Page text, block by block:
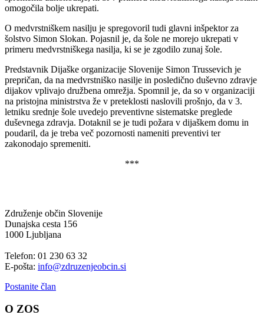
omogočila bolje ukrepati.
O medvrstniškem nasilju je spregovoril tudi glavni inšpektor za
šolstvo Simon Slokan. Pojasnil je, da šole ne morejo ukrepati v
primeru medvrstniškega nasilja, ki se je zgodilo zunaj šole.
Predstavnik Dijaške organizacije Slovenije Simon Trussevich je
prepričan, da na medvrstniško nasilje in posledično duševno zdravje
dijakov vplivajo družbena omrežja. Spomnil je, da so v organizaciji
na pristojna ministrstva že v preteklosti naslovili prošnjo, da v 3.
letniku srednje šole uvedejo preventivne sistematske preglede
duševnega zdravja. Dotaknil se je tudi požara v dijaškem domu in
poudaril, da je treba več pozornosti nameniti preventivi ter
zakonodajo spremeniti.
***
Združenje občin Slovenije
Dunajska cesta 156
1000 Ljubljana
Telefon: 01 230 63 32
E-pošta: info@zdruzenjeobcin.si
Postanite član
O ZOS